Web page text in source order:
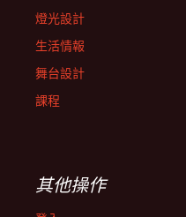
燈光設計
生活情報
舞台設計
課程
其他操作